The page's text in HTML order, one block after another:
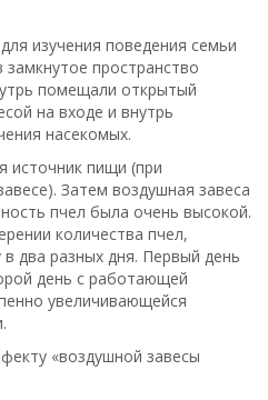
изучения поведения семьи
пространство
помещали открытый
на входе и внутрь
насекомых.
источник пищи (при
Затем воздушная завеса
пчел была очень высокой.
количества пчел,
два разных дня. Первый день
день с работающей
увеличивающейся
«воздушной завесы